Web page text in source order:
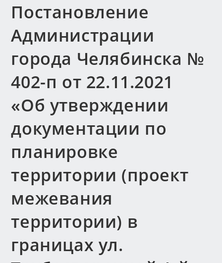
Постановление
Администрации
города Челябинска №
402-п от 22.11.2021
«Об утверждении
документации по
планировке
территории (проект
межевания
территории) в
границах ул.